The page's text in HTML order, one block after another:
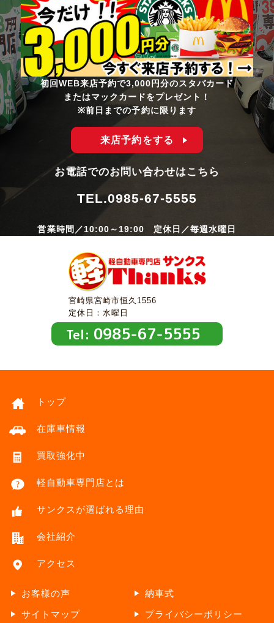
初回WEB来店予約で3,000円分のスタバカード
またはマックカードをプレゼント！
※前日までの予約に限ります
来店予約をする
お電話でのお問い合わせはこちら
TEL.0985-67-5555
営業時間／10:00～19:00 定休日／毎週水曜日
宮崎県宮崎市恒久1556
定休日：水曜日
Tel: 0985-67-5555
トップ
在庫車情報
買取強化中
軽自動車専門店とは
サンクスが選ばれる理由
会社紹介
アクセス
お客様の声
納車式
サイトマップ
プライバシーポリシー